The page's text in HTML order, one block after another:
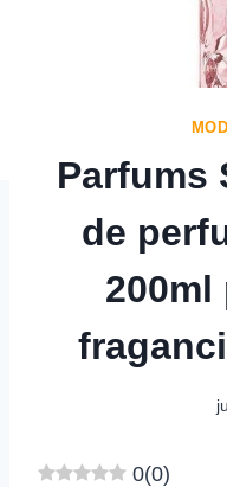
Parfums
de
200ml
0(0)